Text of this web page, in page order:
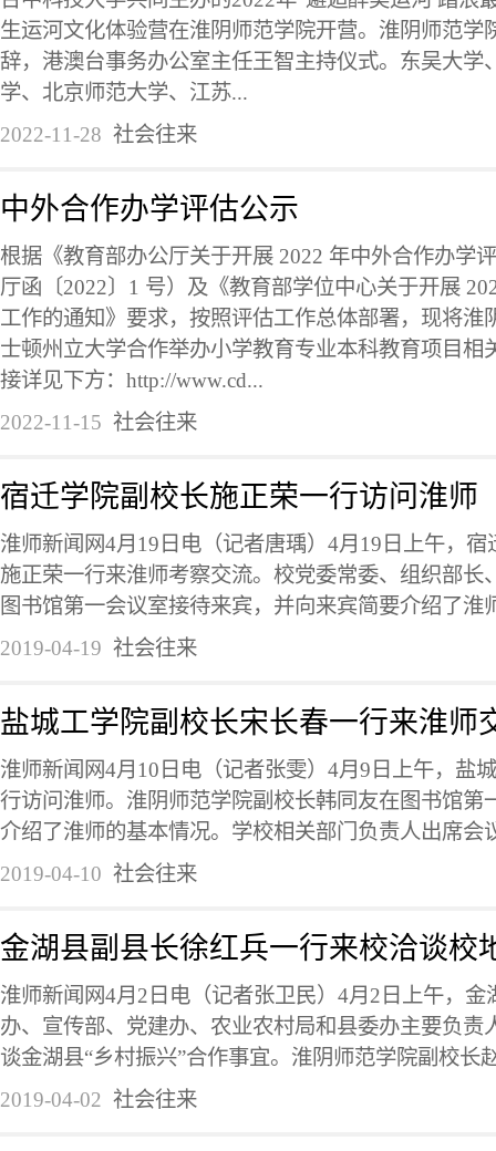
生运河文化体验营在淮阴师范学院开营。淮阴师范学
辞，港澳台事务办公室主任王智主持仪式。东吴大学
学、北京师范大学、江苏...
2022-11-28 社会往来
中外合作办学评估公示
根据《教育部办公厅关于开展 2022 年中外合作办学
厅函〔2022〕1 号）及《教育部学位中心关于开展
工作的通知》要求，按照评估工作总体部署，现将淮
士顿州立大学合作举办小学教育专业本科教育项目相
接详见下方：http://www.cd...
2022-11-15 社会往来
宿迁学院副校长施正荣一行访问淮师
淮师新闻网4月19日电（记者唐瑀）4月19日上午，
施正荣一行来淮师考察交流。校党委常委、组织部长
图书馆第一会议室接待来宾，并向来宾简要介绍了淮
2019-04-19 社会往来
盐城工学院副校长宋长春一行来淮师
淮师新闻网4月10日电（记者张雯）4月9日上午，盐
行访问淮师。淮阴师范学院副校长韩同友在图书馆第
介绍了淮师的基本情况。学校相关部门负责人出席会
2019-04-10 社会往来
金湖县副县长徐红兵一行来校洽谈校
淮师新闻网4月2日电（记者张卫民）4月2日上午，
办、宣传部、党建办、农业农村局和县委办主要负责
谈金湖县“乡村振兴”合作事宜。淮阴师范学院副校长
2019-04-02 社会往来